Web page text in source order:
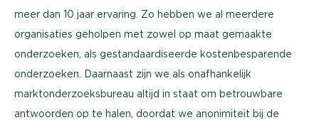
meer dan 10 jaar ervaring. Zo hebben we al meerdere
organisaties geholpen met zowel op maat gemaakte
onderzoeken, als gestandaardiseerde kostenbesparende
onderzoeken. Daarnaast zijn we als onafhankelijk
marktonderzoeksbureau altijd in staat om betrouwbare
antwoorden op te halen, doordat we anonimiteit bij de